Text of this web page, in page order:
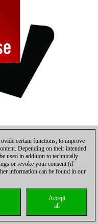
certain functions, to improve
Depending on their intended
used in addition to technically
or revoke your consent (if
information can be found in our
Accept
all